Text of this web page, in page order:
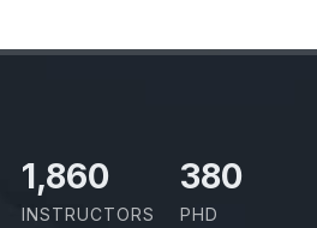
2,086
INSTRUCTORS
426
PHD